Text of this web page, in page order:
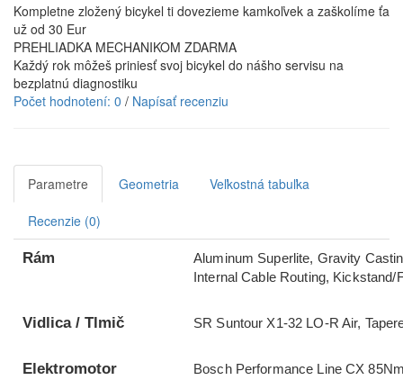
Kompletne zložený bicykel ti dovezieme kamkoľvek a zaškolíme ťa
už od 30 Eur
PREHLIADKA MECHANIKOM ZDARMA
Každý rok môžeš priniesť svoj bicykel do nášho servisu na
bezplatnú diagnostiku
Počet hodnotení: 0 / Napísať recenziu
Parametre Geometria Veľkostná tabuľka
Recenzie (0)
Rám
Aluminum Superlite, Gravity
Internal Cable Routing,
Vidlica / Tlmič SR Suntour X1-32 LO-R Air,
Elektromotor Bosch Performance Line CX